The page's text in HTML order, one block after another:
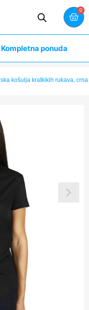
0
Kompletna ponuda
košulja kratkikih rukava, crna